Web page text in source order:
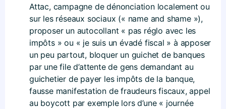
Attac, campagne de dénonciation localement ou
sur les réseaux sociaux (« name and shame »),
proposer un autocollant « pas réglo avec les
impôts » ou « je suis un évadé fiscal » à apposer
un peu partout, bloquer un guichet de banques
par une file d’attente de gens demandant au
guichetier de payer les impôts de la banque,
fausse manifestation de fraudeurs fiscaux, appel
au boycott par exemple lors d’une « journée